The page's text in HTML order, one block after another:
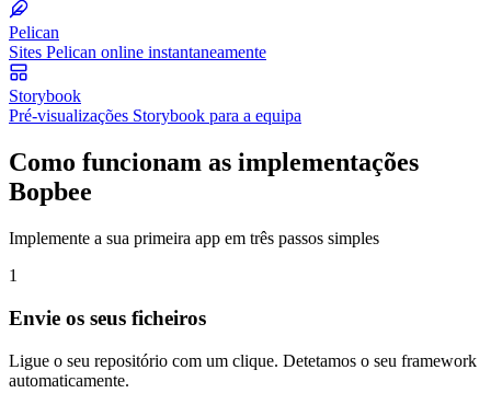
Pelican
Sites Pelican online instantaneamente
Storybook
Pré-visualizações Storybook para a equipa
Como funcionam as implementações
Bopbee
Implemente a sua primeira app em três passos simples
1
Envie os seus ficheiros
Ligue o seu repositório com um clique. Detetamos o seu framework
automaticamente.